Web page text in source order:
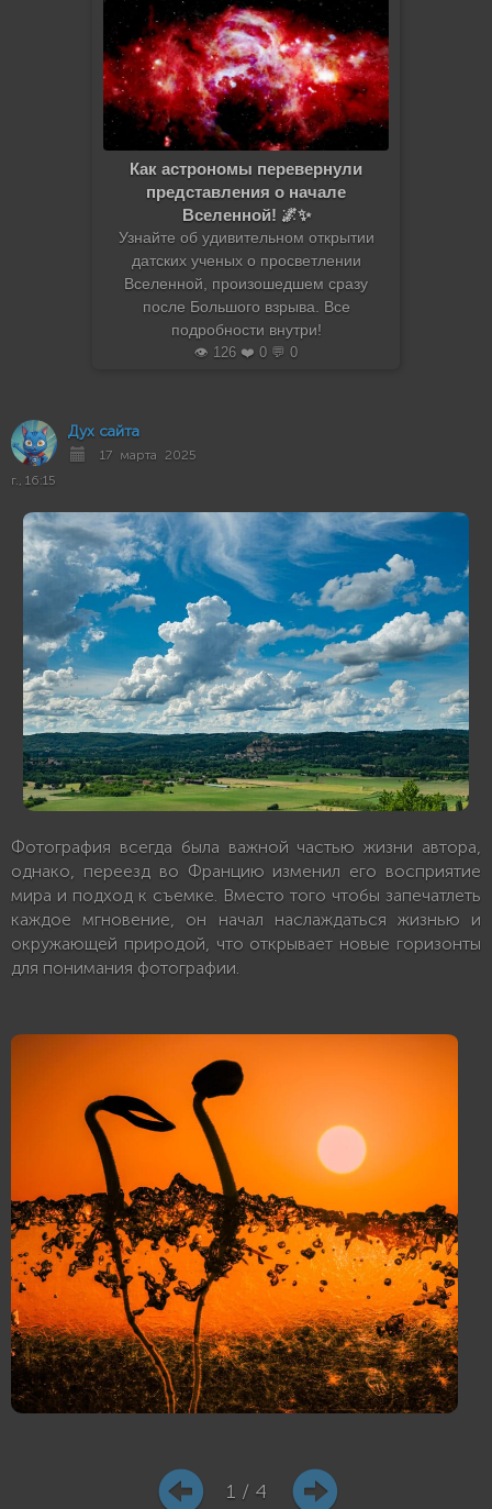
Как астрономы перевернули
представления о начале
Вселенной! 🌌✨
Узнайте об удивительном открытии
датских ученых о просветлении
Вселенной, произошедшем сразу
после Большого взрыва. Все
подробности внутри!
👁️ 126 ❤️ 0 💬 0
Дух сайта
17 марта 2025
г., 16:15
Фотография всегда была важной частью жизни автора,
однако, переезд во Францию изменил его восприятие
мира и подход к съемке. Вместо того чтобы запечатлеть
каждое мгновение, он начал наслаждаться жизнью и
окружающей природой, что открывает новые горизонты
для понимания фотографии.
1 / 4